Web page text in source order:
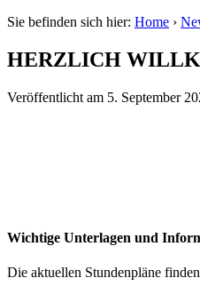
Sie befinden sich hier: Home ›
HERZLICH
Veröffentlicht am 5. September
Wichtige Unterlagen und
Die aktuellen Stundenpläne